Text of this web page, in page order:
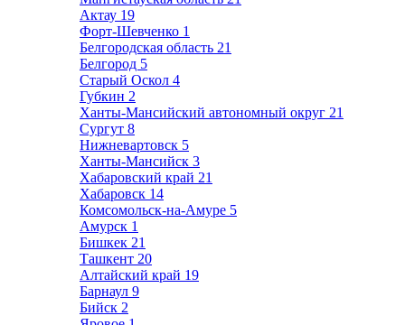
Актау 19
Форт-Шевченко 1
Белгородская область 21
Белгород 5
Старый Оскол 4
Губкин 2
Ханты-Мансийский автономный округ 21
Сургут 8
Нижневартовск 5
Ханты-Мансийск 3
Хабаровский край 21
Хабаровск 14
Комсомольск-на-Амуре 5
Амурск 1
Бишкек 21
Ташкент 20
Алтайский край 19
Барнаул 9
Бийск 2